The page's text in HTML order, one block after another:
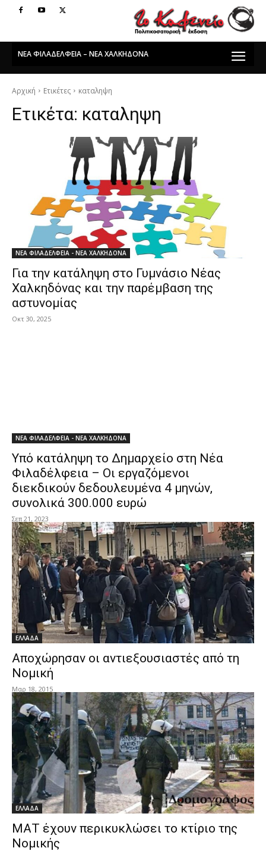
ΝΕΑ ΦΙΛΑΔΕΛΦΕΙΑ – ΝΕΑ ΧΑΛΚΗΔΟΝΑ
Αρχική Ετικέτες καταληψη
Ετικέτα: καταληψη
ΝΕΑ ΦΙΛΑΔΕΛΦΕΙΑ - ΝΕΑ ΧΑΛΚΗΔΟΝΑ
Για την κατάληψη στο Γυμνάσιο Νέας
Χαλκηδόνας και την παρέμβαση της
αστυνομίας
Οκτ 30, 2025
ΝΕΑ ΦΙΛΑΔΕΛΦΕΙΑ - ΝΕΑ ΧΑΛΚΗΔΟΝΑ
Υπό κατάληψη το Δημαρχείο στη Νέα
Φιλαδέλφεια – Οι εργαζόμενοι
διεκδικούν δεδουλευμένα 4 μηνών,
συνολικά 300.000 ευρώ
Σεπ 21, 2023
ΕΛΛΑΔΑ
Αποχώρησαν οι αντιεξουσιαστές από τη
Νομική
Μαρ 18, 2015
ΕΛΛΑΔΑ
ΜΑΤ έχουν περικυκλώσει το κτίριο της
Νομικής